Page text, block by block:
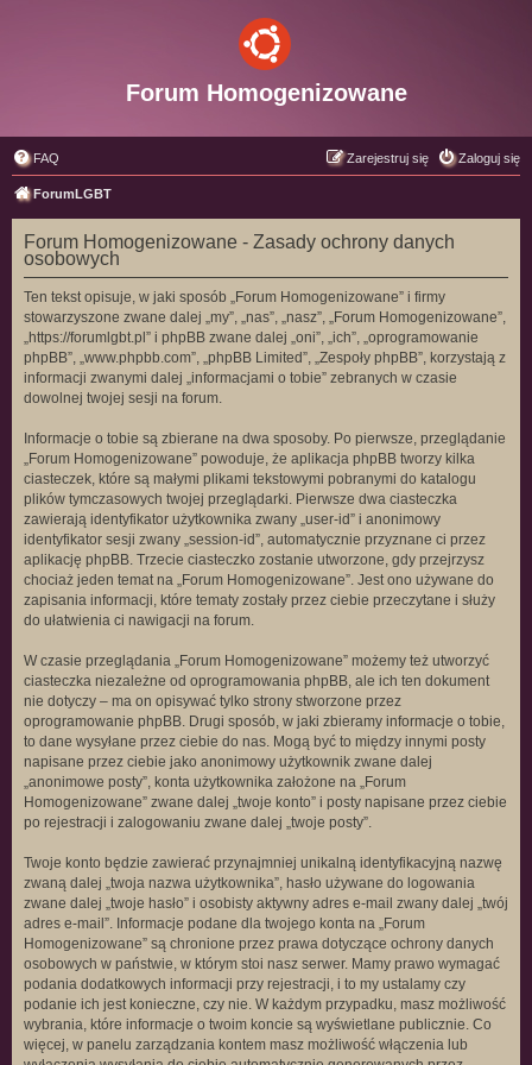
Forum Homogenizowane
FAQ Zaloguj się
Zarejestruj się
ForumLGBT
Forum Homogenizowane - Zasady ochrony danych
osobowych
Ten tekst opisuje, w jaki sposób „Forum Homogenizowane” i firmy
stowarzyszone zwane dalej „my”, „nas”, „nasz”, „Forum Homogenizowane”,
„https://forumlgbt.pl” i phpBB zwane dalej „oni”, „ich”, „oprogramowanie
phpBB”, „www.phpbb.com”, „phpBB Limited”, „Zespoły phpBB”, korzystają z
informacji zwanymi dalej „informacjami o tobie” zebranych w czasie
dowolnej twojej sesji na forum.
Informacje o tobie są zbierane na dwa sposoby. Po pierwsze, przeglądanie
„Forum Homogenizowane” powoduje, że aplikacja phpBB tworzy kilka
ciasteczek, które są małymi plikami tekstowymi pobranymi do katalogu
plików tymczasowych twojej przeglądarki. Pierwsze dwa ciasteczka
zawierają identyfikator użytkownika zwany „user-id” i anonimowy
identyfikator sesji zwany „session-id”, automatycznie przyznane ci przez
aplikację phpBB. Trzecie ciasteczko zostanie utworzone, gdy przejrzysz
chociaż jeden temat na „Forum Homogenizowane”. Jest ono używane do
zapisania informacji, które tematy zostały przez ciebie przeczytane i służy
do ułatwienia ci nawigacji na forum.
W czasie przeglądania „Forum Homogenizowane” możemy też utworzyć
ciasteczka niezależne od oprogramowania phpBB, ale ich ten dokument
nie dotyczy – ma on opisywać tylko strony stworzone przez
oprogramowanie phpBB. Drugi sposób, w jaki zbieramy informacje o tobie,
to dane wysyłane przez ciebie do nas. Mogą być to między innymi posty
napisane przez ciebie jako anonimowy użytkownik zwane dalej
„anonimowe posty”, konta użytkownika założone na „Forum
Homogenizowane” zwane dalej „twoje konto” i posty napisane przez ciebie
po rejestracji i zalogowaniu zwane dalej „twoje posty”.
Twoje konto będzie zawierać przynajmniej unikalną identyfikacyjną nazwę
zwaną dalej „twoja nazwa użytkownika”, hasło używane do logowania
zwane dalej „twoje hasło” i osobisty aktywny adres e-mail zwany dalej „twój
adres e-mail”. Informacje podane dla twojego konta na „Forum
Homogenizowane” są chronione przez prawa dotyczące ochrony danych
osobowych w państwie, w którym stoi nasz serwer. Mamy prawo wymagać
podania dodatkowych informacji przy rejestracji, i to my ustalamy czy
podanie ich jest konieczne, czy nie. W każdym przypadku, masz możliwość
wybrania, które informacje o twoim koncie są wyświetlane publicznie. Co
więcej, w panelu zarządzania kontem masz możliwość włączenia lub